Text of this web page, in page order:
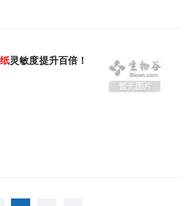
灵敏度提升百倍！